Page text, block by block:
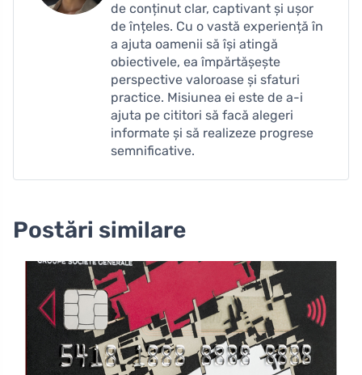
de conținut clar, captivant și ușor
de înțeles. Cu o vastă experiență în
a ajuta oamenii să își atingă
obiectivele, ea împărtășește
perspective valoroase și sfaturi
practice. Misiunea ei este de a-i
ajuta pe cititori să facă alegeri
informate și să realizeze progrese
semnificative.
Postări similare